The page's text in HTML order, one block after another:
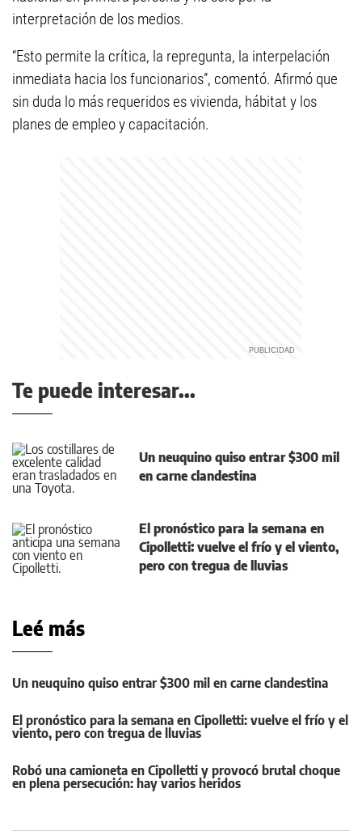
interpretación de los medios.
“Esto permite la crítica, la repregunta, la interpelación
inmediata hacia los funcionarios”, comentó. Afirmó que
sin duda lo más requeridos es vivienda, hábitat y los
planes de empleo y capacitación.
Te puede interesar...
Un neuquino quiso entrar $300 mil
en carne clandestina
El pronóstico para la semana en
Cipolletti: vuelve el frío y el viento,
pero con tregua de lluvias
Leé más
Un neuquino quiso entrar $300 mil en carne clandestina
El pronóstico para la semana en Cipolletti: vuelve el frío y el
viento, pero con tregua de lluvias
Robó una camioneta en Cipolletti y provocó brutal choque
en plena persecución: hay varios heridos